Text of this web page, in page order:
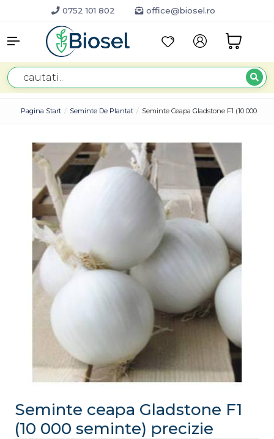
0752 101 802 office@biosel.ro
Pagina Start Seminte De Plantat Seminte Ceapa Gladstone F1 (10 000
Seminte ceapa Gladstone F1
(10 000 seminte) precizie